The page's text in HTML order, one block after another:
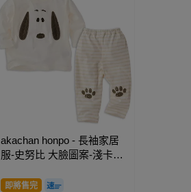
akachan honpo - 長袖家居
服-史努比 大臉圖案-淺卡其
即將售完